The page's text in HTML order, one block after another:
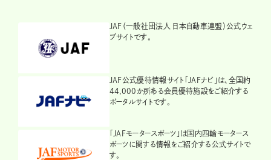
JAF（一般社団法人 日本自動車連盟）公式ウェ
ブサイトです。
JAF公式優待情報サイト「JAFナビ」は、全国約
44,000か所ある会員優待施設をご紹介する
ポータルサイトです。
「JAFモータースポーツ」は国内四輪モータース
ポーツに関する情報をご紹介する公式サイトで
す。